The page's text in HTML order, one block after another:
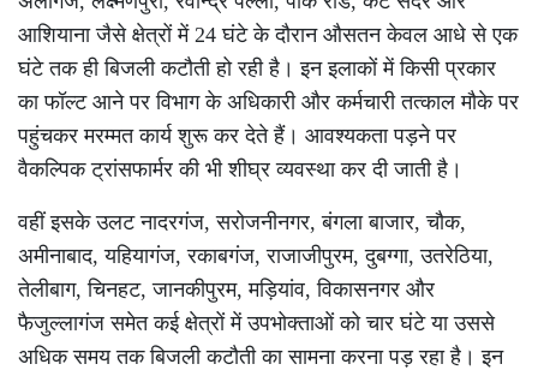
आशियाना जैसे क्षेत्रों में 24 घंटे के दौरान औसतन केवल आधे से एक
घंटे तक ही बिजली कटौती हो रही है। इन इलाकों में किसी प्रकार
का फॉल्ट आने पर विभाग के अधिकारी और कर्मचारी तत्काल मौके पर
पहुंचकर मरम्मत कार्य शुरू कर देते हैं। आवश्यकता पड़ने पर
वैकल्पिक ट्रांसफार्मर की भी शीघ्र व्यवस्था कर दी जाती है।
वहीं इसके उलट नादरगंज, सरोजनीनगर, बंगला बाजार, चौक,
अमीनाबाद, यहियागंज, रकाबगंज, राजाजीपुरम, दुबग्गा, उतरेठिया,
तेलीबाग, चिनहट, जानकीपुरम, मड़ियांव, विकासनगर और
फैजुल्लागंज समेत कई क्षेत्रों में उपभोक्ताओं को चार घंटे या उससे
अधिक समय तक बिजली कटौती का सामना करना पड़ रहा है। इन